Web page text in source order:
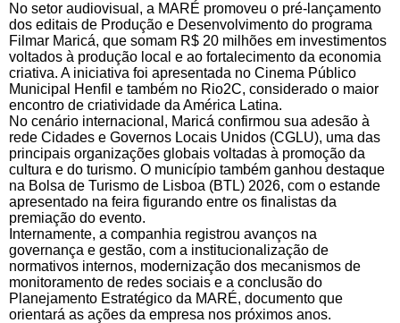
No setor audiovisual, a MARÉ promoveu o pré-lançamento
dos editais de Produção e Desenvolvimento do programa
Filmar Maricá, que somam R$ 20 milhões em investimentos
voltados à produção local e ao fortalecimento da economia
criativa. A iniciativa foi apresentada no Cinema Público
Municipal Henfil e também no Rio2C, considerado o maior
encontro de criatividade da América Latina.
No cenário internacional, Maricá confirmou sua adesão à
rede Cidades e Governos Locais Unidos (CGLU), uma das
principais organizações globais voltadas à promoção da
cultura e do turismo. O município também ganhou destaque
na Bolsa de Turismo de Lisboa (BTL) 2026, com o estande
apresentado na feira figurando entre os finalistas da
premiação do evento.
Internamente, a companhia registrou avanços na
governança e gestão, com a institucionalização de
normativos internos, modernização dos mecanismos de
monitoramento de redes sociais e a conclusão do
Planejamento Estratégico da MARÉ, documento que
orientará as ações da empresa nos próximos anos.